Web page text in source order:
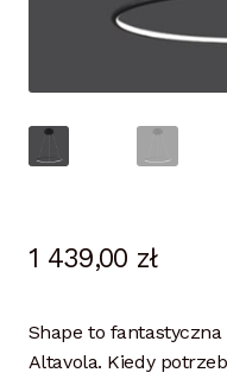
1 439,00 zł
Shape to
Altavola. Kiedy